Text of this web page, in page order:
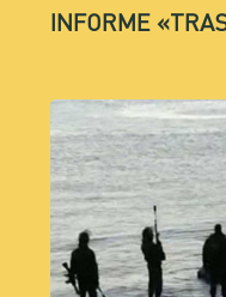
INFORME